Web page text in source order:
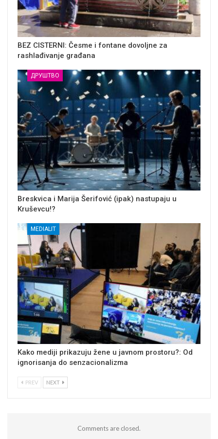
BEZ CISTERNI: Česme i fontane dovoljne za
rashlađivanje građana
ДРУШТВО
Breskvica i Marija Šerifović (ipak) nastupaju u
Kruševcu!?
MEDIALIT
Kako mediji prikazuju žene u javnom prostoru?: Od
ignorisanja do senzacionalizma
PREV NEXT
Comments are closed.